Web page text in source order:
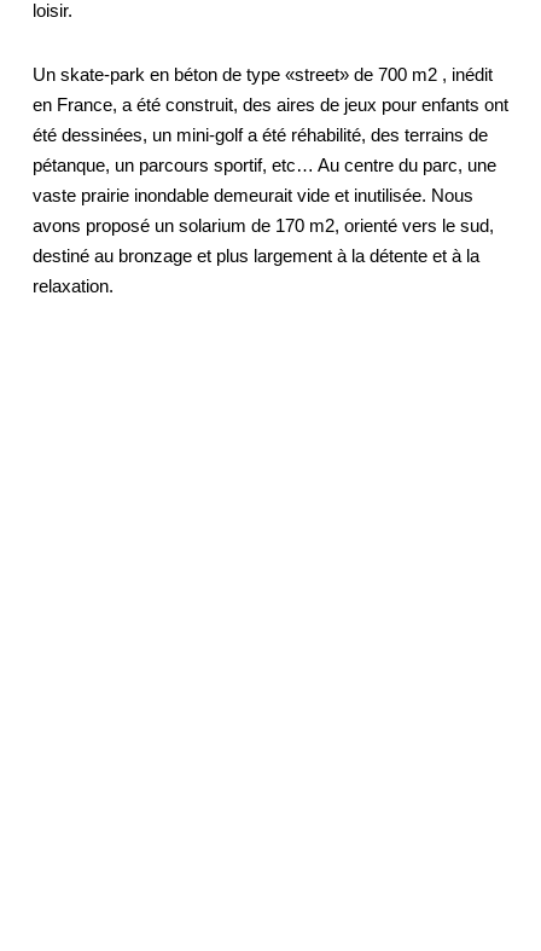
loisir.
Un skate-park en béton de type «street» de 700 m2 , inédit
en France, a été construit, des aires de jeux pour enfants ont
été dessinées, un mini-golf a été réhabilité, des terrains de
pétanque, un parcours sportif, etc… Au centre du parc, une
vaste prairie inondable demeurait vide et inutilisée. Nous
avons proposé un solarium de 170 m2, orienté vers le sud,
destiné au bronzage et plus largement à la détente et à la
relaxation.